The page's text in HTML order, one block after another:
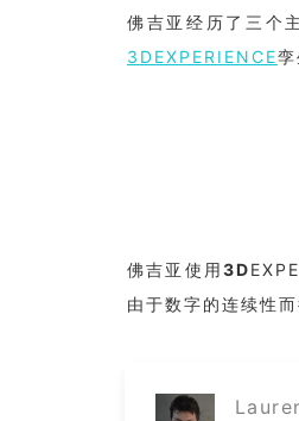
佛吉亚经历了三个
3DEXPERIENCE
佛吉亚使用3D
由于数字的连续性而